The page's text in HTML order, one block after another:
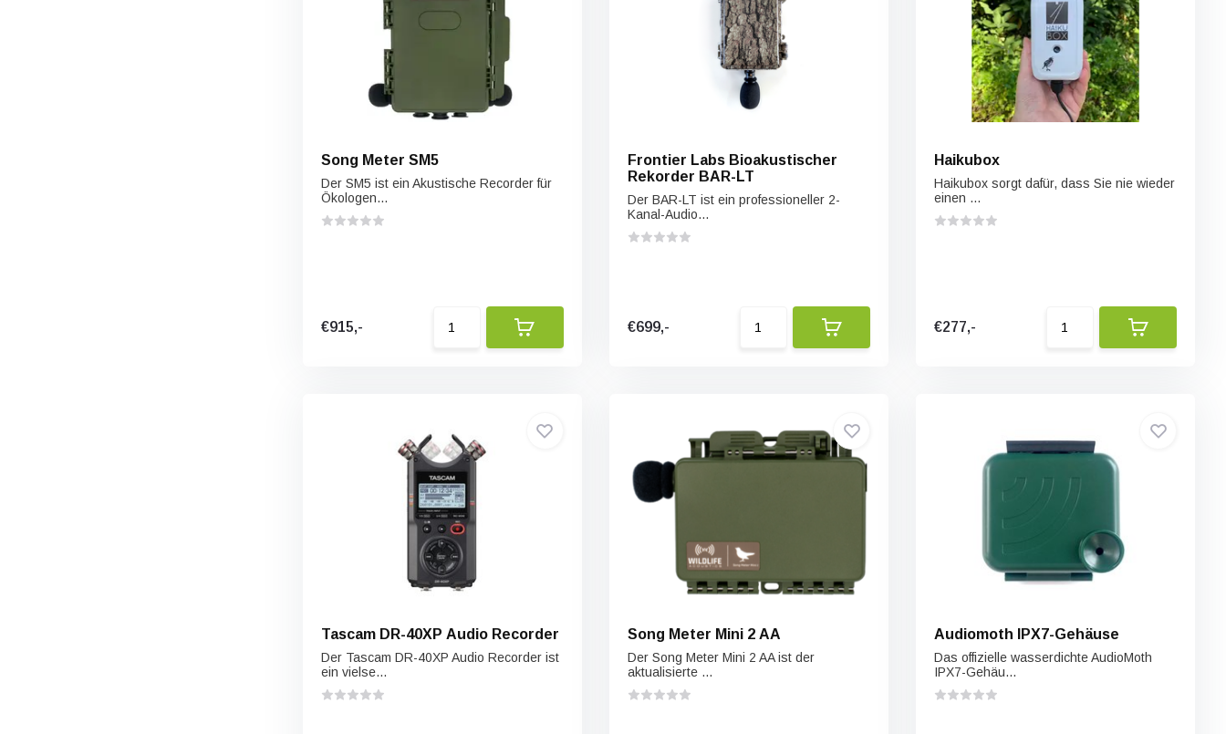
Song Meter SM5
Der SM5 ist ein Akustische Recorder für
Ökologen...
€915,-
Frontier Labs Bioakustischer
Rekorder BAR-LT
Der BAR-LT ist ein professioneller 2-
Kanal-Audio...
€699,-
Haikubox
Haikubox sorgt dafür, dass Sie nie wieder
einen ...
€277,-
Tascam DR-40XP Audio Recorder
Der Tascam DR-40XP Audio Recorder ist
ein vielse...
Song Meter Mini 2 AA
Der Song Meter Mini 2 AA ist der
aktualisierte ...
Audiomoth IPX7-Gehäuse
Das offizielle wasserdichte AudioMoth
IPX7-Gehäu...